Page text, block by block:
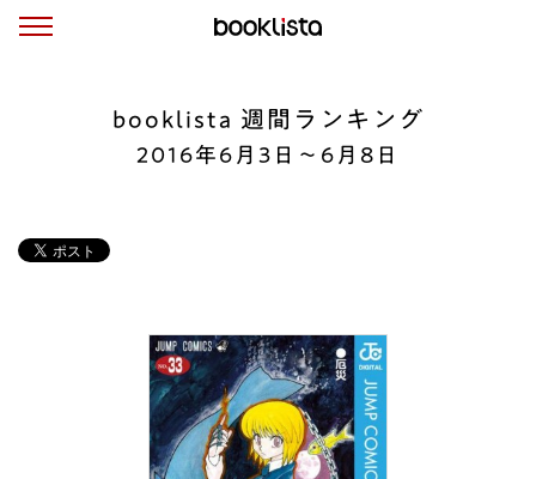
booklista 週間ランキング
2016年6月3日〜6月8日